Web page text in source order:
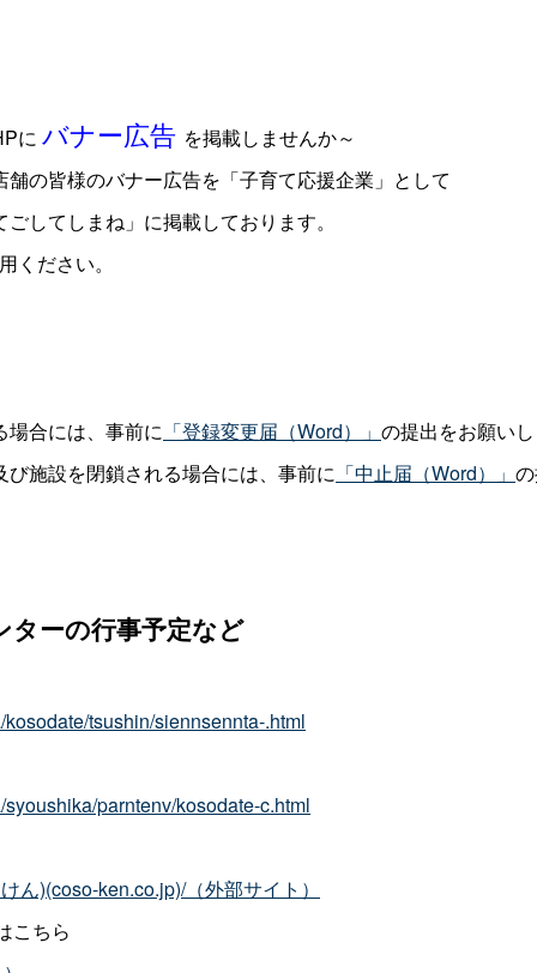
に バナー広告 を掲載しませんか～
の皆様のバナー広告を「子育て応援企業」として
してしまね」に掲載しております。
ください。
場合には、事前に 「登録変更届（Word）」 の提出をお願い
施設を閉鎖される場合には、事前に 「中止届（Word）」
ターの行事予定など
tsushin/siennsennta-.html
parntenv/kosodate-c.html
ん)(coso-ken.co.jp)/（外部サイト）
こちら